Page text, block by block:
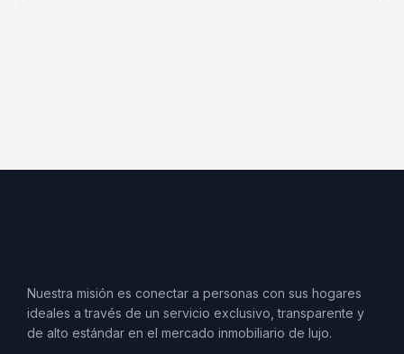
Nuestra misión es conectar a personas con sus hogares
ideales a través de un servicio exclusivo, transparente y
de alto estándar en el mercado inmobiliario de lujo.